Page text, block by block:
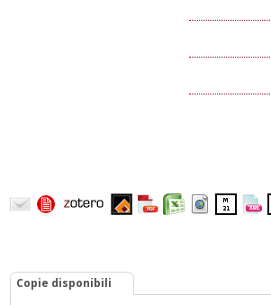
Copie disponibili